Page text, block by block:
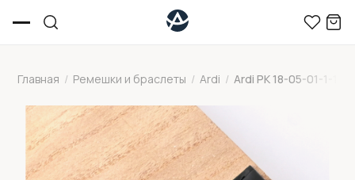
Главная / Ремешки и браслеты / Ardi / Ardi РК 18-05-01-1-1 Д